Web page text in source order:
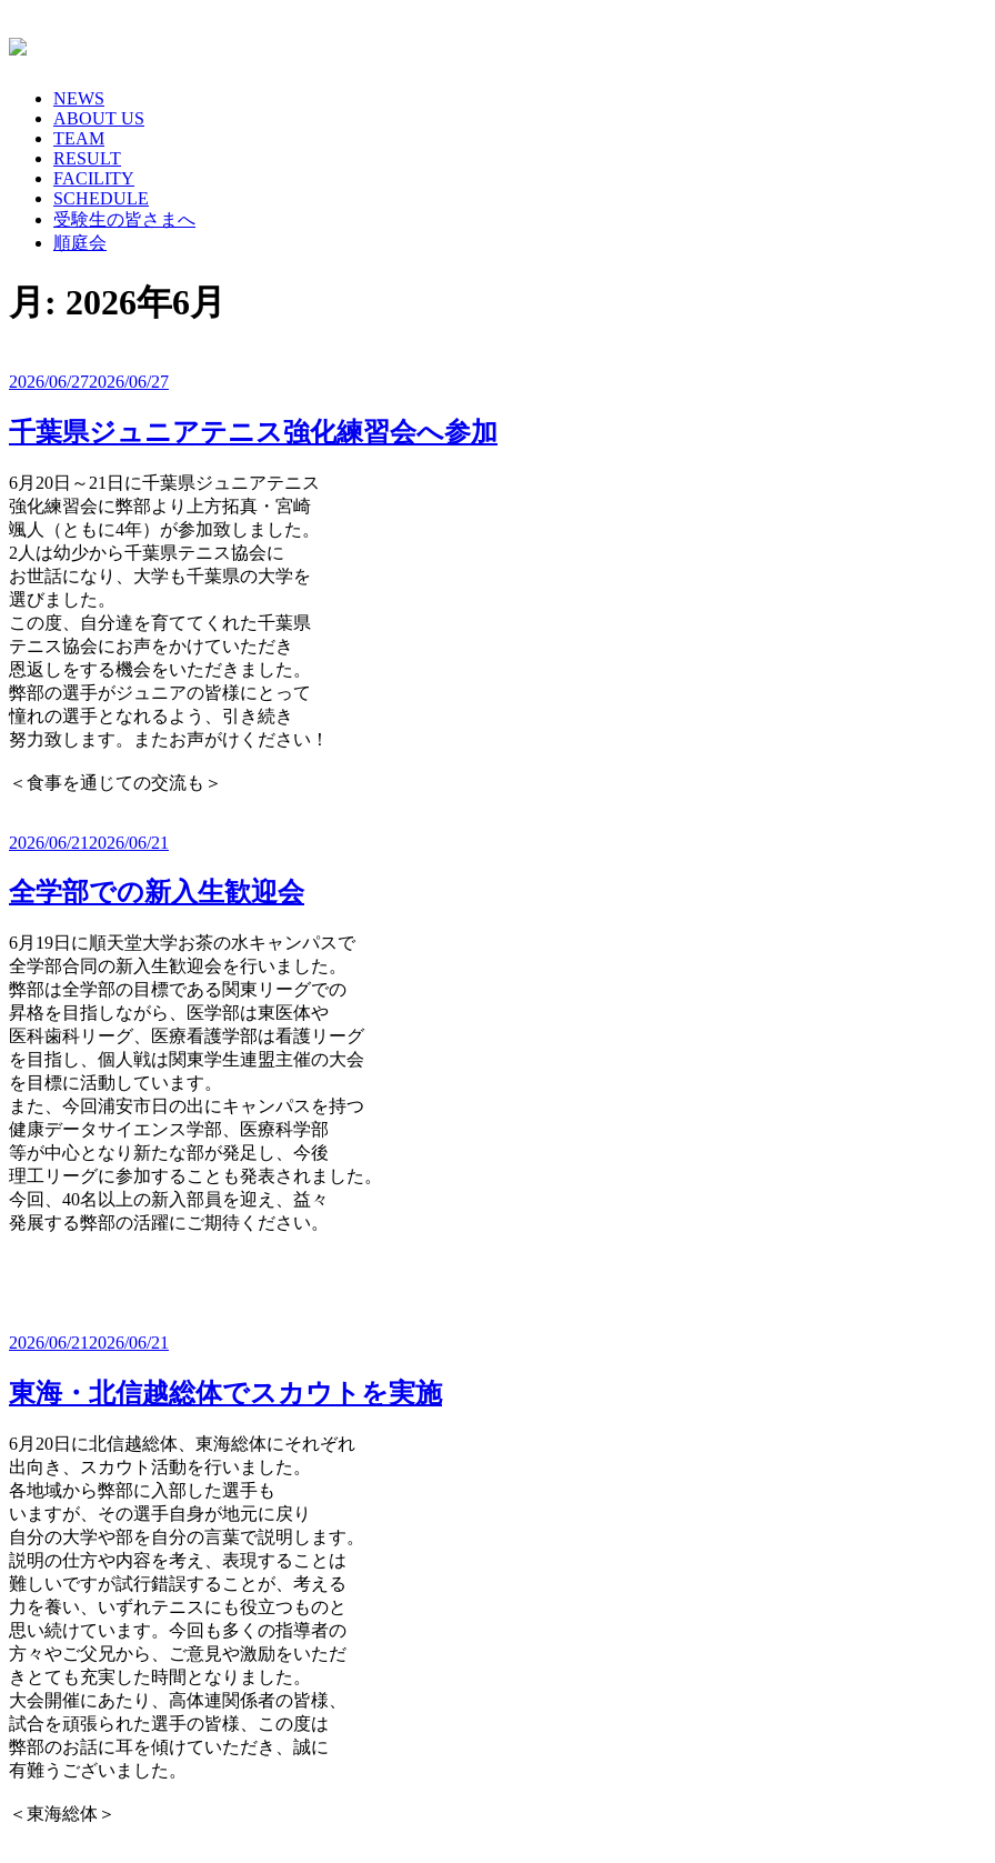
to
NEWS
ABOUT US
TEAM
RESULT
FACILITY
SCHEDULE
受験生の皆さまへ
順庭会
月: 2026年6月
2026/06/272026/06/27
千葉県ジュニアテニス強化練習会へ参加
6月20日～21日に千葉県ジュニアテニス
強化練習会に弊部より上方拓真・宮崎
颯人（ともに4年）が参加致しました。
2人は幼少から千葉県テニス協会に
お世話になり、大学も千葉県の大学を
選びました。
この度、自分達を育ててくれた千葉県
テニス協会にお声をかけていただき
恩返しをする機会をいただきました。
弊部の選手がジュニアの皆様にとって
憧れの選手となれるよう、引き続き
努力致します。またお声がけください！
＜食事を通じての交流も＞
2026/06/21 2026/06/21
全学部での新入生歓迎会
6月19日に順天堂大学お茶の水キャンパスで
全学部合同の新入生歓迎会を行いました。
弊部は全学部の目標である関東リーグでの
昇格を目指しながら、医学部は東医体や
医科歯科リーグ、医療看護学部は看護リーグ
を目指し、個人戦は関東学生連盟主催の大会
を目標に活動しています。
また、今回浦安市日の出にキャンパスを持つ
健康データサイエンス学部、医療科学部
等が中心となり新たな部が発足し、今後
理工リーグに参加することも発表されました。
今回、40名以上の新入部員を迎え、益々
発展する弊部の活躍にご期待ください。
2026/06/21 2026/06/21
東海・北信越総体でスカウトを実施
6月20日に北信越総体、東海総体にそれぞれ
出向き、スカウト活動を行いました。
各地域から弊部に入部した選手も
いますが、その選手自身が地元に戻り
自分の大学や部を自分の言葉で説明します。
説明の仕方や内容を考え、表現することは
難しいですが試行錯誤することが、考える
力を養い、いずれテニスにも役立つものと
思い続けています。今回も多くの指導者の
方々やご父兄から、ご意見や激励をいただ
きとても充実した時間となりました。
大会開催にあたり、高体連関係者の皆様、
試合を頑張られた選手の皆様、この度は
弊部のお話に耳を傾けていただき、誠に
有難うございました。
＜東海総体＞